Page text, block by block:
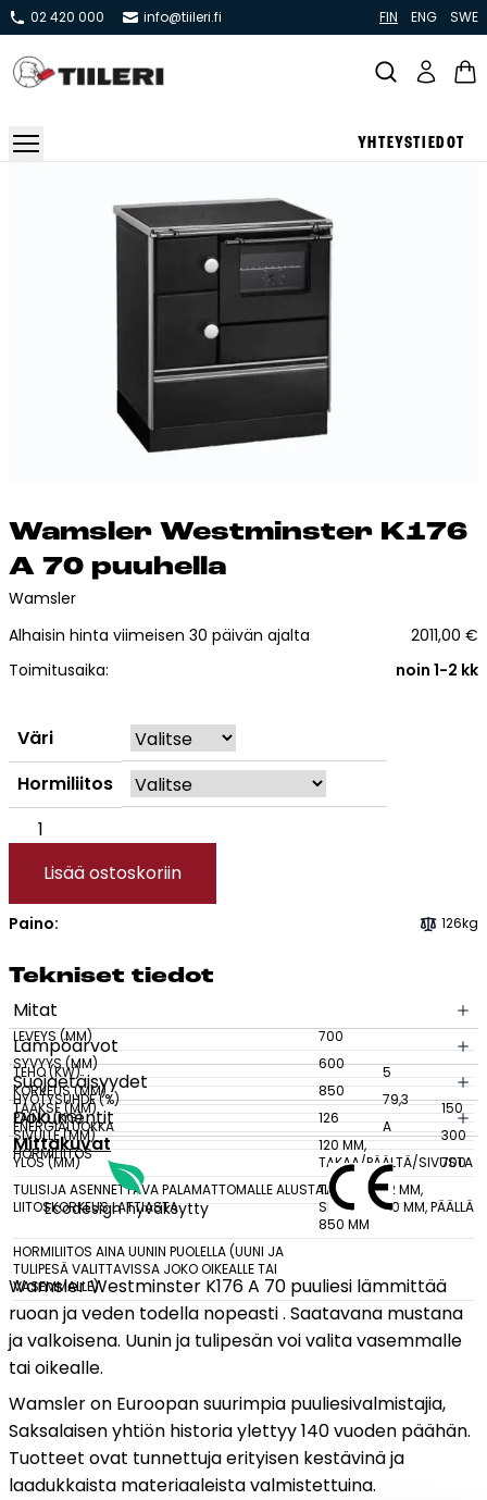
02 420 000 info@tiileri.fi FIN ENG SWE
YHTEYSTIEDOT
Pönttö -ja kaakeliuunit
Kiertoilmatakat ja kamiinat
Grillit ja pihakeittiöt
Tiileri lasku
Kotikäynti
Tiilet ja tiililaatat
Aukonylitysratkaisut ja
Tiilimuurauskannakejärjestelmät
Kohdegalleria
Vastuullisuus
Tiilityökalu
Tulisijatarvikkeet
Kamiinat ja kevyet tulisijat
Grillit ja pihakeittiöt
Tiilet
Laastit
Kiukaat ja kiuaskivet
Outlet
Käyttöehdot
Peruuta verkkokauppatilauksesi
Yhteystiedot
Wams­ler West­mins­ter K176
A 70 puu­hel­la
Wamsler
Alhaisin hinta viimeisen 30 päivän ajalta
2011,00 €
Toimitusaika:
noin 1-2 kk
Väri
Hormiliitos
Wamsler
K176
A
70
määrä
Lisää ostoskoriin
Paino: 126kg
Tek­ni­set tie­dot
Mitat
LEVEYS (MM)
700
SYVYYS (MM)
600
KORKEUS (MM)
850
PAINO (KG)
126
HORMILIITOS
120 MM,
TAKAA/PÄÄLTÄ/SIVUSTA
LIITOSKORKEUS LATTIASTA
TAKANA 432 MM,
SIVUILLA 690 MM, PÄÄLLÄ
850 MM
HORMILIITOS AINA UUNIN PUOLELLA (UUNI JA
TULIPESÄ VALITTAVISSA JOKO OIKEALLE TAI
VASEMMALLE)
Lämpöarvot
TEHO (KW)
5
HYÖTYSUHDE (%)
79,3
ENERGIALUOKKA
A
Suojaetäisyydet
TAAKSE (MM)
150
SIVULLE (MM)
300
YLÖS (MM)
700
TULISIJA ASENNETTAVA PALAMATTOMALLE ALUSTALLE.
Dokumentit
Mittakuvat
Ecodesign hyväksytty
Wamsler Westminster K176 A 70 puuliesi lämmittää
ruoan ja veden todella nopeasti . Saatavana mustana
ja valkoisena. Uunin ja tulipesän voi valita vasemmalle
tai oikealle.
Wamsler on Euroopan suurimpia puuliesivalmistajia,
Saksalaisen yhtiön historia ylettyy 140 vuoden päähän.
Tuotteet ovat tunnettuja erityisen kestävinä ja
laadukkaista materiaaleista valmistettuina.